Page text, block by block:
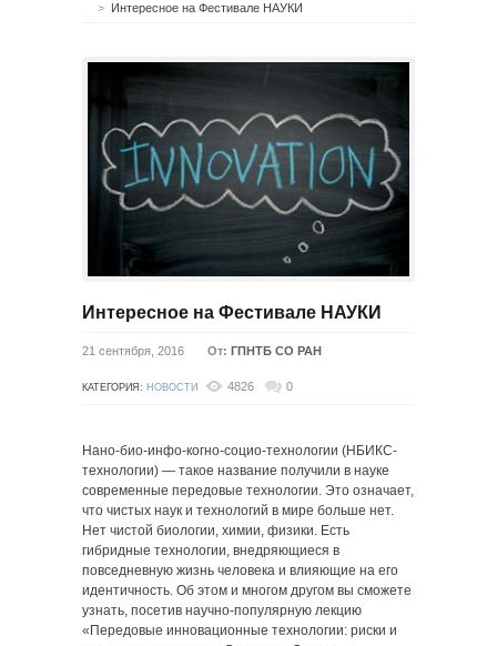
Интересное на Фестивале НАУКИ
Интересное на Фестивале НАУКИ
21 сентября, 2016 От: ГПНТБ СО РАН
КАТЕГОРИЯ: НОВОСТИ 4826 0
Нано-био-инфо-когно-социо-технологии (НБИКС-
технологии) — такое название получили в науке
современные передовые технологии. Это означает,
что чистых наук и технологий в мире больше нет.
Нет чистой биологии, химии, физики. Есть
гибридные технологии, внедряющиеся в
повседневную жизнь человека и влияющие на его
идентичность. Об этом и многом другом вы сможете
узнать, посетив научно-популярную лекцию
«Передовые инновационные технологии: риски и